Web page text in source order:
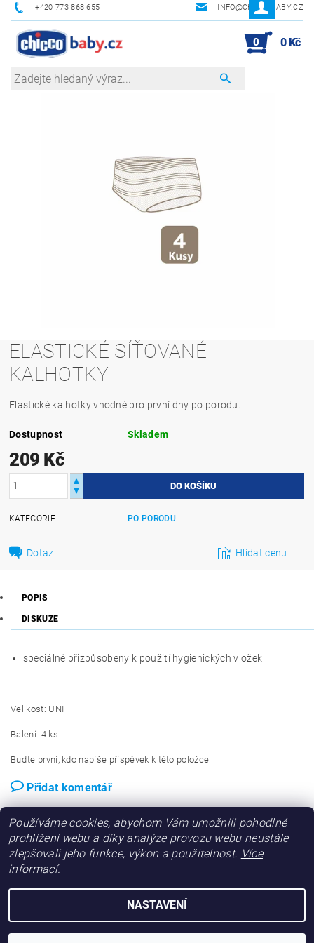
+420 773 868 655 INFO@CHICCOBABY.CZ
0 0 Kč
ELASTICKÉ SÍŤOVANÉ
KALHOTKY
Elastické kalhotky vhodné pro první dny po porodu.
Dostupnost Skladem
209 Kč
KATEGORIE PO PORODU
Dotaz Hlídat cenu
POPIS
DISKUZE
speciálně přizpůsobeny k použití hygienických vložek
Velikost: UNI
Balení: 4 ks
Buďte první, kdo napíše příspěvek k této položce.
Přidat komentář
2026 © Chiccobaby.cz, všechna práva vyhrazena
Používáme cookies, abychom Vám umožnili pohodlné
prohlížení webu a díky analýze provozu webu neustále
zlepšovali jeho funkce, výkon a použitelnost. Více
informací.
NASTAVENÍ